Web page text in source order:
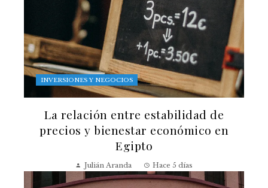
INVERSIONES Y NEGOCIOS
La relación entre estabilidad de
precios y bienestar económico en
Egipto
Julián Aranda Hace 5 días